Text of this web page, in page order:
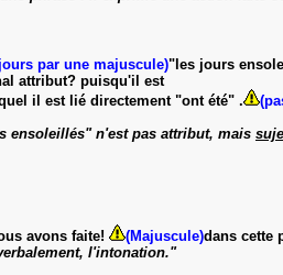
par une majuscule)"les jours
attribut? puisqu'il est
il est lié directement "ont été" .
ensoleillés" n'est pas attribut, mais
avons faite! (Majuscule)dans cette
l'intonation."